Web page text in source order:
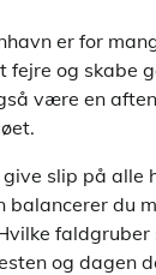
er for
og skabe
være en
slip på alle
balancerer du
og dagen